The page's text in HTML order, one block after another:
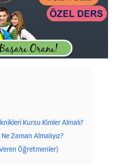
Kursu Kimler Almalı?
Zaman Almalıyız?
Öğretmenler)